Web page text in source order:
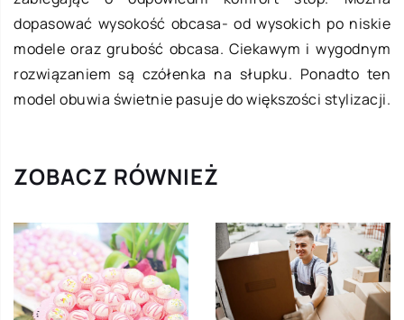
dopasować wysokość obcasa- od wysokich po niskie
modele oraz grubość obcasa. Ciekawym i wygodnym
rozwiązaniem są czółenka na słupku. Ponadto ten
model obuwia świetnie pasuje do większości stylizacji.
ZOBACZ RÓWNIEŻ